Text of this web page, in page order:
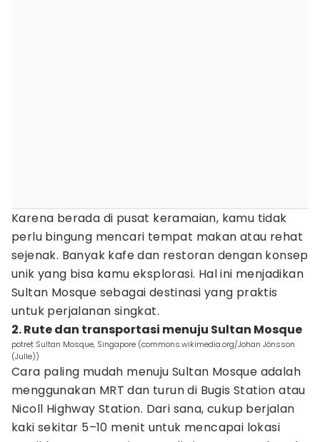
Karena berada di pusat keramaian, kamu tidak
perlu bingung mencari tempat makan atau rehat
sejenak. Banyak kafe dan restoran dengan konsep
unik yang bisa kamu eksplorasi. Hal ini menjadikan
Sultan Mosque sebagai destinasi yang praktis
untuk perjalanan singkat.
2. Rute dan transportasi menuju Sultan Mosque
potret Sultan Mosque, Singapore (commons.wikimedia.org/Johan Jönsson
(Julle))
Cara paling mudah menuju Sultan Mosque adalah
menggunakan MRT dan turun di Bugis Station atau
Nicoll Highway Station. Dari sana, cukup berjalan
kaki sekitar 5–10 menit untuk mencapai lokasi